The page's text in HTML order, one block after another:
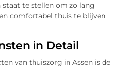
staat te stellen om zo lang
comfortabel thuis te blijven
in Detail
van thuiszorg in Assen is de